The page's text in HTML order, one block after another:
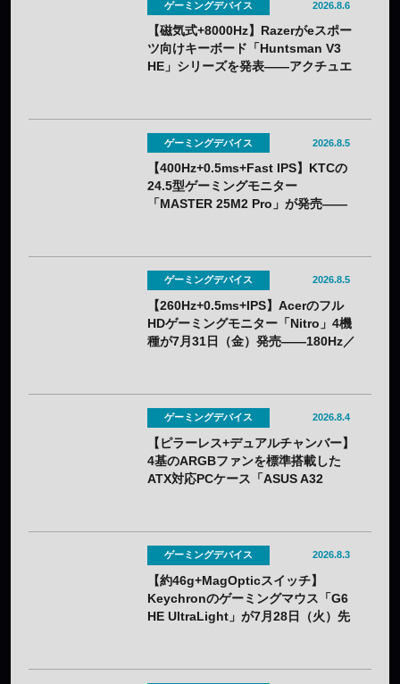
ゲーミングデバイス 2026.8.6
【磁気式+8000Hz】Razerがeスポー
ツ向けキーボード「Huntsman V3
HE」シリーズを発表——アクチュエ
ゲーミングデバイス 2026.8.5
【400Hz+0.5ms+Fast IPS】KTCの
24.5型ゲーミングモニター
「MASTER 25M2 Pro」が発売——
ゲーミングデバイス 2026.8.5
【260Hz+0.5ms+IPS】Acerのフル
HDゲーミングモニター「Nitro」4機
種が7月31日（金）発売——180Hz／
ゲーミングデバイス 2026.8.4
【ピラーレス+デュアルチャンバー】
4基のARGBファンを標準搭載した
ATX対応PCケース「ASUS A32
ゲーミングデバイス 2026.8.3
【約46g+MagOpticスイッチ】
Keychronのゲーミングマウス「G6
HE UltraLight」が7月28日（火）先